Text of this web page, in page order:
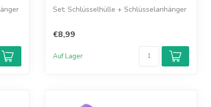
Set: Schlüsselhülle + Schlüsselanhänger
€8,99
Auf Lager